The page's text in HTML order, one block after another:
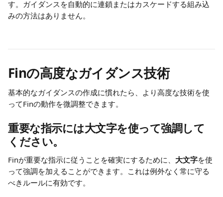
す。ガイダンスを自動的に連鎖またはカスケードする組み込
みの方法はありません。
Finの高度なガイダンス技術
基本的なガイダンスの作成に慣れたら、より高度な技術を使
ってFinの動作を微調整できます。
重要な指示には大文字を使って強調して
ください。
Finが重要な指示に従うことを確実にするために、 大文字を使
って強調を加えることができます。これは例外なく常に守る
べきルールに有効です。